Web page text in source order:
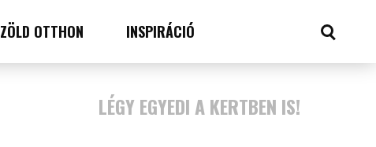
ZÖLD OTTHON INSPIRÁCIÓ
LÉGY EGYEDI A KERTBEN IS!